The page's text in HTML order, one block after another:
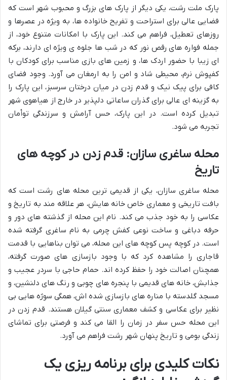
پارک ملت رشت، یکی دیگر از پارک های بزرگ و محبوب شهر است که
فضایی عالی برای استراحت و تفریح خانواده ها، به ویژه در عصرها و
روزهای تعطیل، فراهم می کند. این پارک با امکانات متنوع خود، از
جمله فواره های رقص نور که در شب ها جلوه ی ویژه ای دارند، برکه
ای زیبا با حضور اردک ها، و زمین های بازی مناسب برای کودکان با
کفپوش نرم، محیطی شاد و امن را به ارمغان می آورد. وجود فضای
کافی برای پیک نیک و قدم زدن در میان درختان سرسبز، این پارک را
به گزینه ای عالی برای گذران ساعاتی دلپذیر در خارج از هیاهوی شهر
تبدیل کرده است. در این پارک، حس آرامش و سرزندگی توأمان
تجربه می شود.
محله ساغری سازان: قدم زدن در کوچه های
تاریخ
محله ساغری سازان، یکی از قدیمی ترین محله های رشت است که
بافت تاریخی و معماری خاص خانه هایش، هر علاقه مند به تاریخ و
عکاسی را به خود جذب می کند. نام این محله از گذشته های دور و
حرفه دباغی و ساخت نوعی کفش چرمی به نام ساغری گرفته شده
است. در کوچه پس کوچه های این محله، می توان بناهایی با قدمت
قاجاری را مشاهده کرد که با وجود بازسازی های صورت گرفته،
همچنان اصالت خود را حفظ کرده اند. حمام حاجی با سردر عجیب و
جذابش، خانه های قدیمی با پنجره های چوبی و رنگ های دلنشین، و
مسجد گلدسته با مناره های بازسازی شده اش، همگی سوژه هایی بی
نظیر برای عکاسی و کشف معماری سنتی گیلان هستند. قدم زدن در
این محله حس سفر در زمان را القا می کند و فرصتی برای تماشای
زندگی بومی و تاریخ پنهان شهر رشت فراهم می آورد.
نکات کلیدی برای برنامه ریزی یک